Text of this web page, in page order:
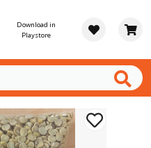
Download in
Playstore